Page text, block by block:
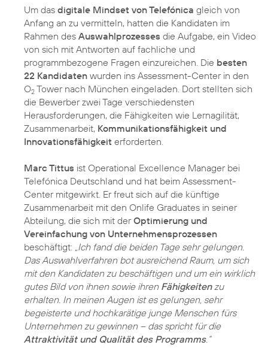
Um das digitale Mindset von Telefónica gleich von
Anfang an zu vermitteln, hatten die Kandidaten im
Rahmen des Auswahlprozesses die Aufgabe, ein Video
von sich mit Antworten auf fachliche und
programmbezogene Fragen einzureichen. Die besten
22 Kandidaten wurden ins Assessment-Center in den
O2 Tower nach München eingeladen. Dort stellten sich
die Bewerber zwei Tage verschiedensten
Herausforderungen, die Fähigkeiten wie Lernagilität,
Zusammenarbeit, Kommunikationsfähigkeit und
Innovationsfähigkeit erforderten.
Marc Tittus ist Operational Excellence Manager bei
Telefónica Deutschland und hat beim Assessment-
Center mitgewirkt. Er freut sich auf die künftige
Zusammenarbeit mit den Onlife Graduates in seiner
Abteilung, die sich mit derOptimierung und
Vereinfachung von Unternehmensprozessen
beschäftigt: „Ich fand die beiden Tage sehr gelungen.
Das Auswahlverfahren bot ausreichend Raum, um sich
mit den Kandidaten zu beschäftigen und um ein wirklich
gutes Bild von ihnen sowie ihren Fähigkeitenzu
erhalten. In meinen Augen ist es gelungen, sehr
begeisterte und hochkarätige junge Menschen fürs
Unternehmen zu gewinnen – das spricht für die
Attraktivität und Qualität des Programms.“